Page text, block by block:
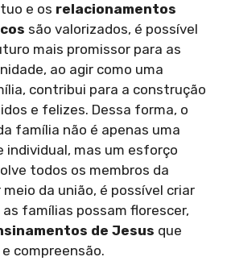
e os relacionamentos
são valorizados, é possível
mais promissor para as
ao agir como uma
contribui para a construção
e felizes. Dessa forma, o
família não é apenas uma
individual, mas um esforço
todos os membros da
meio da união, é possível criar
famílias possam florescer,
de Jesus que
compreensão.